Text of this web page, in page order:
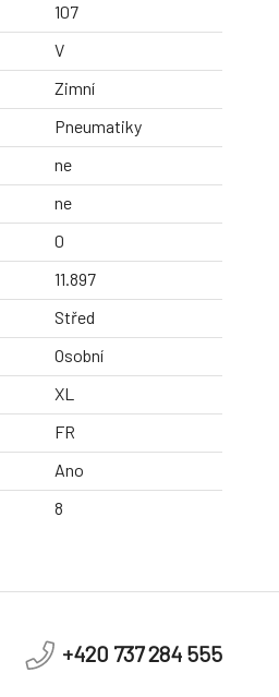
107
V
Zimní
Pneumatiky
ne
ne
0
11.897
Střed
Osobní
XL
FR
Ano
8
+420 737 284 555